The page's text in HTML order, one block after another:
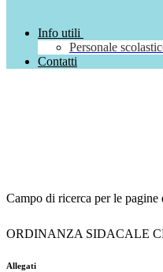
Info utili
Personale
Contatti
Campo di ricerca per le pagine
ORDINANZA SIDACALE
Allegati